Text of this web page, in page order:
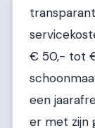
€ 50,- tot €
een
er met zijn